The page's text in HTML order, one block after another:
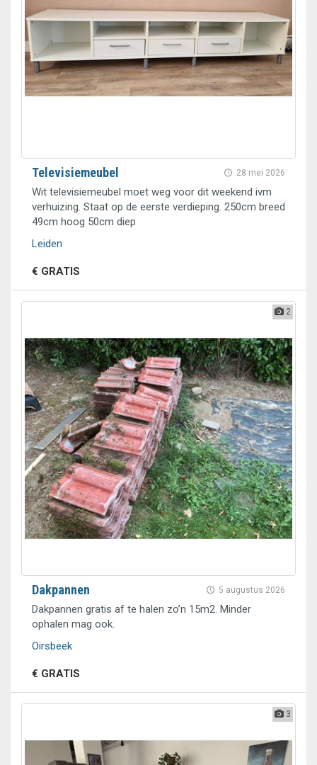
28 mei 2026
Televisiemeubel
Wit televisiemeubel moet weg voor dit weekend ivm
verhuizing. Staat op de eerste verdieping. 250cm breed
49cm hoog 50cm diep
Leiden
€ GRATIS
2
5 augustus 2026
Dakpannen
Dakpannen gratis af te halen zo’n 15m2. Minder
ophalen mag ook.
Oirsbeek
€ GRATIS
3